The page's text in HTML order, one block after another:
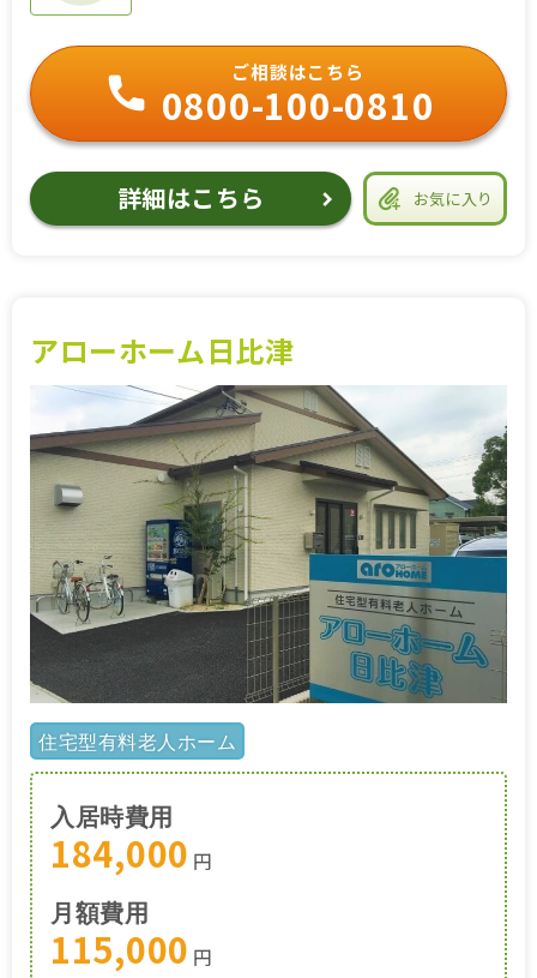
お気に入り
ご相談はこちら
0800-100-0810
詳細はこちら
アローホーム日比津
住宅型有料老人ホーム
入居時費用
184,000 円
月額費用
115,000 円